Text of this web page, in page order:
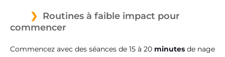
Routines à faible impact pour
commencer
Commencez avec des séances de 15 à 20 minutes de nage